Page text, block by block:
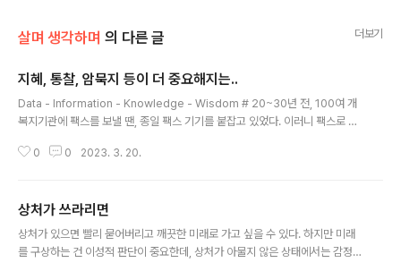
살며 생각하며 의 다른 글 더보기
지혜, 통찰, 암묵지 등이 더 중요해지는..
Data - Information - Knowledge - Wisdom # 20~30년 전, 100여 개
복지기관에 팩스를 보낼 땐, 종일 팩스 기기를 붙잡고 있었다. 이러니 팩스로 보
당시엔 중요한 역량(?)으로 대접받았다. 물론 이 기술은 당시 웹팩스(^^;)와 이
할 수 있고 또 앞으로 더 그럴 거다. 그러면 이제는 정보 지식이 얼마나 더 많냐
가 아니라 널린 지식을 어떻게 묶어내고 엮어 새로운 지혜로, 통찰로, 암묵지로
만드느냐가 핵심이 될 듯. 그간 수동적으로 매뉴얼에 ..
0 0 2023. 3. 20.
상처가 쓰라리면
상처가 있으면 빨리 묻어버리고 깨끗한 미래로 가고 싶을 수 있다. 하지만 미래
를 구상하는 건 이성적 판단이 중요한데, 상처가 아물지 않은 상태에서는 감정